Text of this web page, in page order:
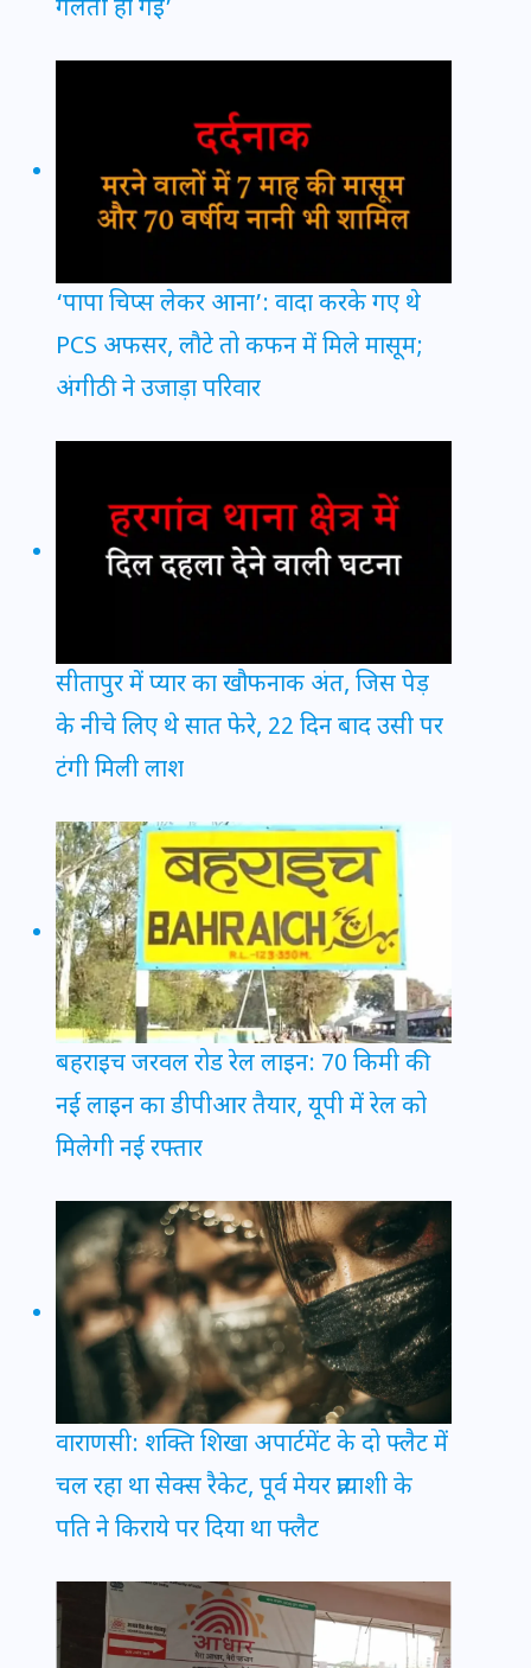
गलती हो गई’
‘पापा चिप्स लेकर आना’: वादा करके गए थे
PCS अफसर, लौटे तो कफन में मिले मासूम;
अंगीठी ने उजाड़ा परिवार
सीतापुर में प्यार का खौफनाक अंत, जिस पेड़
के नीचे लिए थे सात फेरे, 22 दिन बाद उसी पर
टंगी मिली लाश
बहराइच जरवल रोड रेल लाइन: 70 किमी की
नई लाइन का डीपीआर तैयार, यूपी में रेल को
मिलेगी नई रफ्तार
वाराणसी: शक्ति शिखा अपार्टमेंट के दो फ्लैट में
चल रहा था सेक्स रैकेट, पूर्व मेयर प्रत्याशी के
पति ने किराये पर दिया था फ्लैट